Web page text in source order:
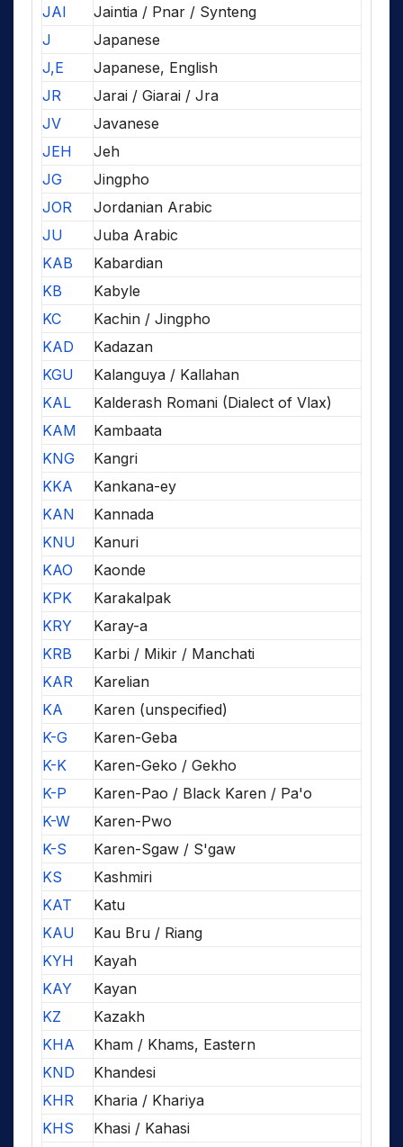
JAI
Jaintia / Pnar / Synteng
J
Japanese
J,E
Japanese, English
JR
Jarai / Giarai / Jra
JV
Javanese
JEH
Jeh
JG
Jingpho
JOR
Jordanian Arabic
JU
Juba Arabic
KAB
Kabardian
KB
Kabyle
KC
Kachin / Jingpho
KAD
Kadazan
KGU
Kalanguya / Kallahan
KAL
Kalderash Romani (Dialect of Vlax)
KAM
Kambaata
KNG
Kangri
KKA
Kankana-ey
KAN
Kannada
KNU
Kanuri
KAO
Kaonde
KPK
Karakalpak
KRY
Karay-a
KRB
Karbi / Mikir / Manchati
KAR
Karelian
KA
Karen (unspecified)
K-G
Karen-Geba
K-K
Karen-Geko / Gekho
K-P
Karen-Pao / Black Karen / Pa'o
K-W
Karen-Pwo
K-S
Karen-Sgaw / S'gaw
KS
Kashmiri
KAT
Katu
KAU
Kau Bru / Riang
KYH
Kayah
KAY
Kayan
KZ
Kazakh
KHA
Kham / Khams, Eastern
KND
Khandesi
KHR
Kharia / Khariya
KHS
Khasi / Kahasi